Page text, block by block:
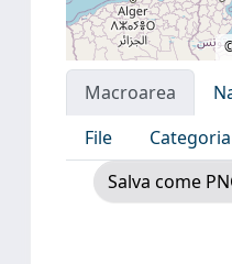
Macroarea
File
Categoria
Salva come